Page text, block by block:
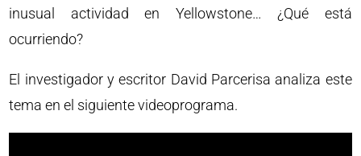
inusual actividad en Yellowstone… ¿Qué está
ocurriendo?
El investigador y escritor David Parcerisa analiza este
tema en el siguiente videoprograma.